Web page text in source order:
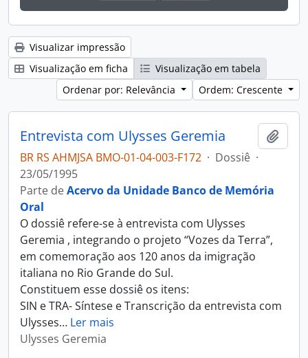
Visualizar impressão
Visualização em ficha
Visualização em tabela
Ordenar por: Relevância
Ordem: Crescente
Entrevista com Ulysses Geremia
BR RS AHMJSA BMO-01-04-003-F172 · Dossiê ·
23/05/1995
Parte deAcervo da Unidade Banco de Memória
Oral
O dossiê refere-se à entrevista com Ulysses
Geremia , integrando o projeto “Vozes da Terra”,
em comemoração aos 120 anos da imigração
italiana no Rio Grande do Sul.
Constituem esse dossiê os itens:
SIN e TRA- Síntese e Transcrição da entrevista com
Ulysses… Ler mais
Ulysses Geremia